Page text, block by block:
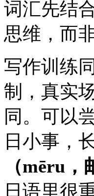
词汇先结
思维，而
写作训练
制，真实
同。可以
日小事，
（mēru，
日语里很